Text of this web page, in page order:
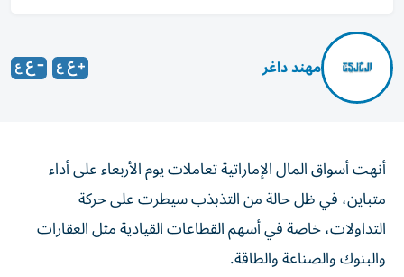
مهند داغر
أنهت أسواق المال الإماراتية تعاملات يوم الأربعاء على أداء
متباين، في ظل حالة من التذبذب سيطرت على حركة
التداولات، خاصة في أسهم القطاعات القيادية مثل العقارات
والبنوك والصناعة والطاقة.